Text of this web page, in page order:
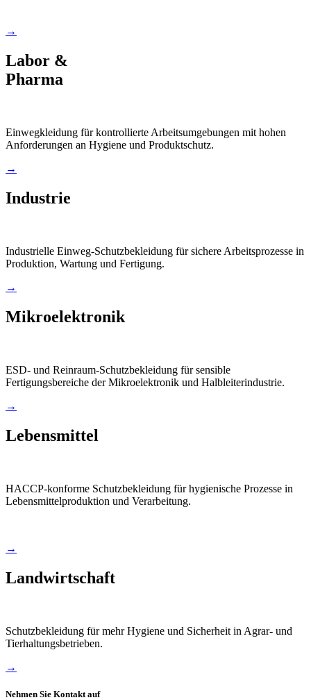
→
Labor &
Pharma
Einwegkleidung für kontrollierte Arbeitsumgebungen mit hohen
Anforderungen an Hygiene und Produktschutz.
→
Industrie
Industrielle Einweg-Schutzbekleidung für sichere Arbeitsprozesse in
Produktion, Wartung und Fertigung.
→
Mikroelektronik
ESD- und Reinraum-Schutzbekleidung für sensible
Fertigungsbereiche der Mikroelektronik und Halbleiterindustrie.
→
Lebensmittel
HACCP-konforme Schutzbekleidung für hygienische Prozesse in
Lebensmittelproduktion und Verarbeitung.
→
Landwirtschaft
Schutzbekleidung für mehr Hygiene und Sicherheit in Agrar- und
Tierhaltungsbetrieben.
→
Nehmen Sie Kontakt auf